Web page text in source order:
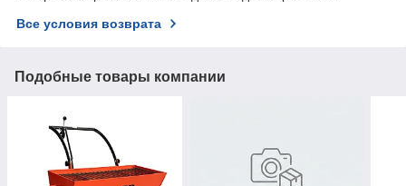
Все условия возврата
Подобные товары компании